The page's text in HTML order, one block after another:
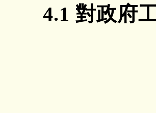
4.1 對政府